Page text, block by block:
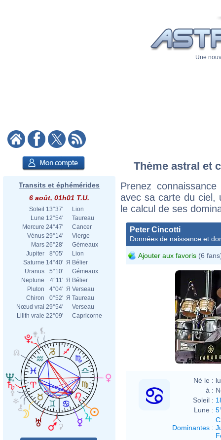
Une
Transits et éphémérides
6 août, 01h01 T.U.
Soleil 13°37'
Lion
Lune 12°54'
Taureau
Mercure 24°47'
Cancer
Vénus 29°14'
Vierge
Mars 26°28'
Gémeaux
Jupiter
8°05'
Lion
Saturne 14°40' Я Bélier
Uranus
5°10'
Gémeaux
Neptune
4°11' Я Bélier
Pluton
4°04' Я Verseau
Chiron
0°52' Я Taureau
Nœud vrai 29°54'
Verseau
Lilith vraie 22°09' Capricorne
Thème astral et
Prenez
avec sa carte du ciel,
le calcul de ses
Peter Cincotti
Données de naissance et
Ajouter aux favoris (6
Né le :
à :
Soleil :
Lune :
Dominantes :